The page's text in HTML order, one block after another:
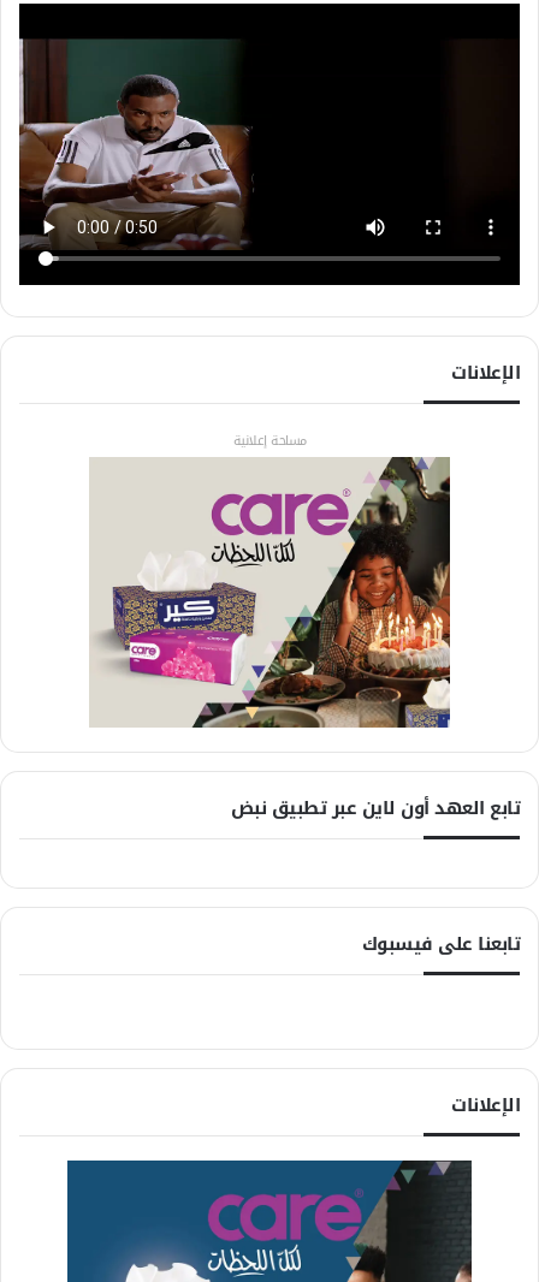
الإعلانات
مساحة إعلانية
تابع العهد أون لاين عبر تطبيق نبض
تابعنا على فيسبوك
الإعلانات